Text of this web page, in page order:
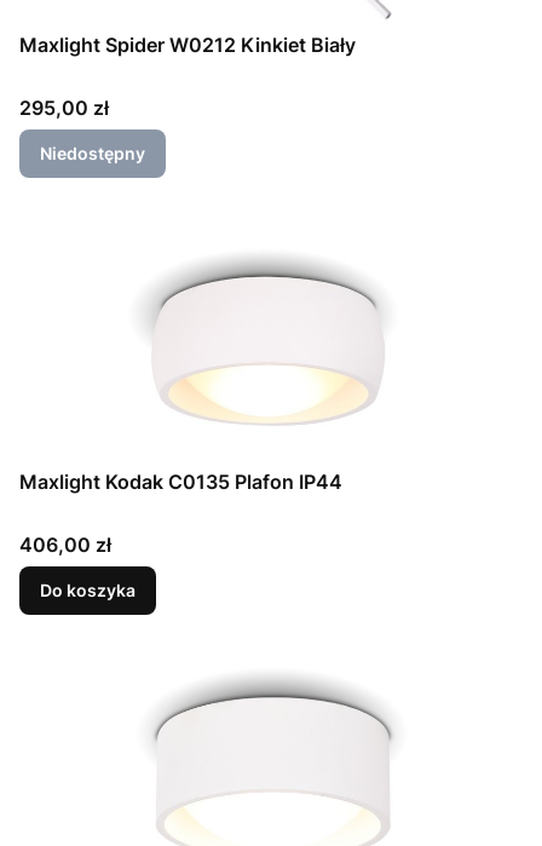
Maxlight Spider W0212 Kinkiet Biały
Cena
295,00 zł
Niedostępny
Maxlight Kodak C0135 Plafon IP44
Cena
406,00 zł
Do koszyka